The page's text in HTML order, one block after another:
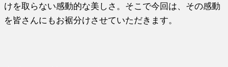
けを取らない感動的な美しさ。そこで今回は、その感動
を皆さんにもお裾分けさせていただきます。